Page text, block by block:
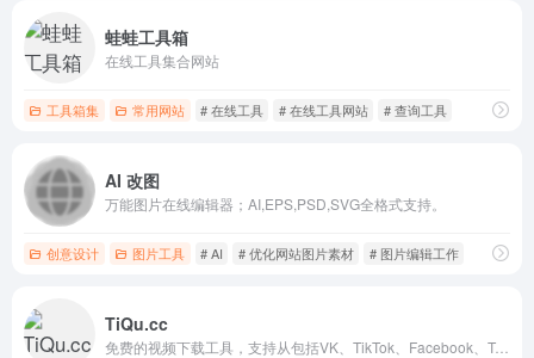
蛙蛙工具箱
在线工具集合网站
工具箱集 常用网站 # 在线工具 # 在线工具网站 # 查询工具
AI 改图
万能图片在线编辑器；AI,EPS,PSD,SVG全格式支持。
创意设计 图片工具 # AI # 优化网站图片素材 # 图片编辑工作
TiQu.cc
免费的视频下载工具，支持从包括VK、TikTok、Facebook、Twitter、Instagram、Vimeo、Telegram等在内的100多个平台下载视频和音频。您可以在不登录的情况下下载高质量的1080p、2k、4k视频和图像。